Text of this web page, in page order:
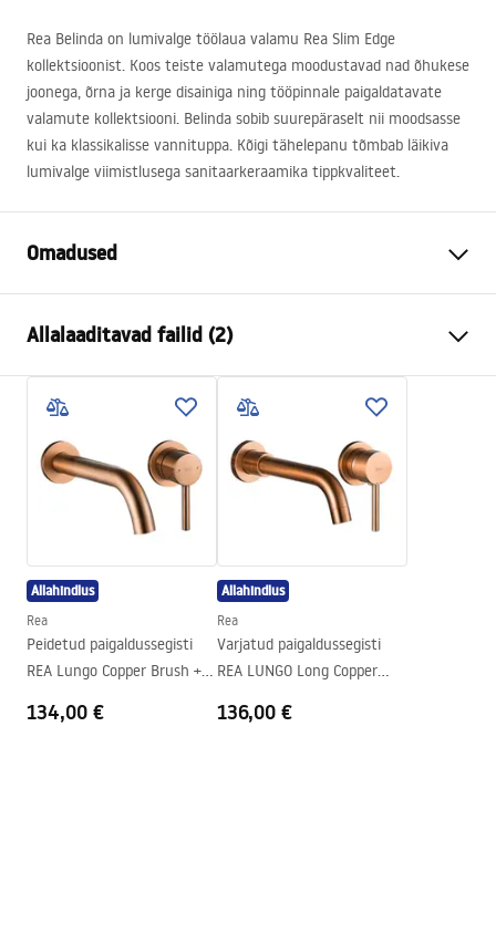
Rea Belinda on lumivalge töölaua valamu Rea Slim Edge
kollektsioonist. Koos teiste valamutega moodustavad nad õhukese
joonega, õrna ja kerge disainiga ning tööpinnale paigaldatavate
valamute kollektsiooni. Belinda sobib suurepäraselt nii moodsasse
kui ka klassikalisse vannituppa. Kõigi tähelepanu tõmbab läikiva
lumivalge viimistlusega sanitaarkeraamika tippkvaliteet.
Omadused
Materjal
Värv
Valge
Lõpeta
Läikiv
Pikkus
465
Laius
330
mm
Kuju
Ristkülikukujuline
Kraani auk
Ülevooluava
Ei
Allalaaditavad failid (2)
Kokkupaneku juhised
Garantiitingimused
Warranty_Terms_and_Conditions_Basins_-_5.pdf
Allahindlus
Rea
Peidetud paigaldussegisti
REA Lungo Copper Brush +
134,00 €
Allahindlus
Rea
Varjatud paigaldussegisti
REA LUNGO Long Copper
136,00 €